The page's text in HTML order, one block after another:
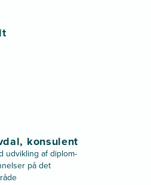
konsulent
udvikling af diplom-
på det